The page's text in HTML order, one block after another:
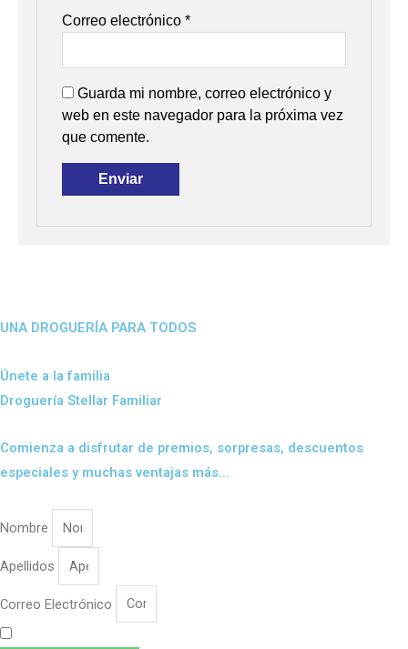
Correo electrónico *
Guarda mi nombre, correo electrónico y
web en este navegador para la próxima vez
que comente.
UNA DROGUERÍA PARA TODOS
Únete a la familia
Droguería Stellar Familiar
Comienza a disfrutar de premios, sorpresas, descuentos
especiales y muchas ventajas más...
Nombre
Apellidos
Correo Electrónico